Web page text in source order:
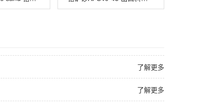
了解更多
了解更多